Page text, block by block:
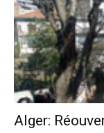
Alger: